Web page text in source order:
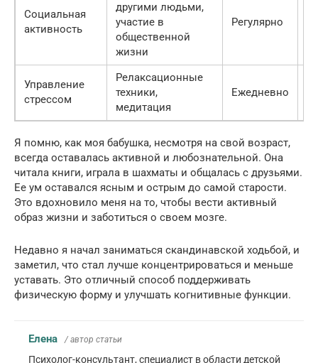
Социальная
активность
другими людьми,
участие в
общественной
жизни
Регулярно
Управление
стрессом
Релаксационные
техники,
медитация
Ежедневно
Я помню, как моя бабушка, несмотря на свой возраст,
всегда оставалась активной и любознательной. Она
читала книги, играла в шахматы и общалась с друзьями.
Ее ум оставался ясным и острым до самой старости.
Это вдохновило меня на то, чтобы вести активный
образ жизни и заботиться о своем мозге.
Недавно я начал заниматься скандинавской ходьбой, и
заметил, что стал лучше концентрироваться и меньше
уставать. Это отличный способ поддерживать
физическую форму и улучшать когнитивные функции.
Елена / автор статьи
Психолог-консультант, специалист в области детской